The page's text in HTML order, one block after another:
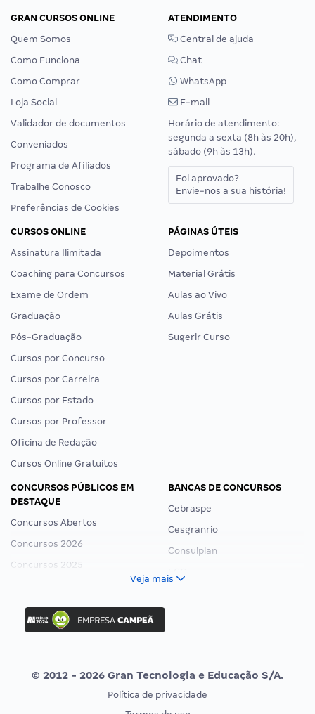
GRAN CURSOS ONLINE
Quem Somos
Como Funciona
Como Comprar
Loja Social
Validador de documentos
Conveniados
Programa de Afiliados
Trabalhe Conosco
Preferências de Cookies
ATENDIMENTO
Central de ajuda
Chat
WhatsApp
E-mail
Horário de atendimento:
segunda a sexta (8h às 20h),
sábado (9h às 13h).
Foi aprovado?
Envie-nos a sua história!
CURSOS ONLINE
Assinatura Ilimitada
Coaching para Concursos
Exame de Ordem
Graduação
Pós-Graduação
Cursos por Concurso
Cursos por Carreira
Cursos por Estado
Cursos por Professor
Oficina de Redação
Cursos Online Gratuitos
PÁGINAS ÚTEIS
Depoimentos
Material Grátis
Aulas ao Vivo
Aulas Grátis
Sugerir Curso
CONCURSOS PÚBLICOS EM
DESTAQUE
Concursos Abertos
Concursos 2026
Concursos 2025
Concurso Ibama
Concurso MPU
Editais publicados
BANCAS DE CONCURSOS
Cebraspe
Cesgranrio
Consulplan
Vunesp
CONCURSOS POR PROFISSÃO EXAME DE ORDEM
Veja mais
© 2012 - 2026 Gran Tecnologia e Educação S/A.
Política de privacidade